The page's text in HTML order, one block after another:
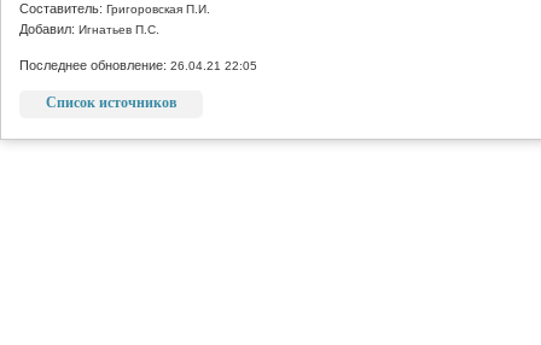
Составитель: Григоровская П.И.
Добавил: Игнатьев П.С.
Последнее обновление: 26.04.21 22:05
Список источников